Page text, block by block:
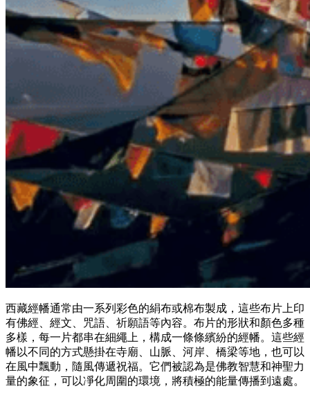
西藏經幡通常由一系列彩色的絹布或棉布製成，這些布片上印
有佛經、經文、咒語、祈願語等內容。布片的形狀和顏色多種
多樣，每一片都串在細繩上，構成一條條繽紛的經幡。這些經
幡以不同的方式懸掛在寺廟、山脈、河岸、橋梁等地，也可以
在風中飄動，隨風傳遞祝福。它們被認為是佛教智慧和神聖力
量的象征，可以凈化周圍的環境，將積極的能量傳播到遠處。